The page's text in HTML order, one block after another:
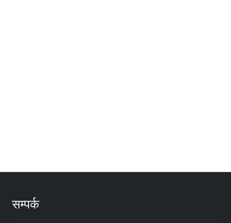
सम्पर्क